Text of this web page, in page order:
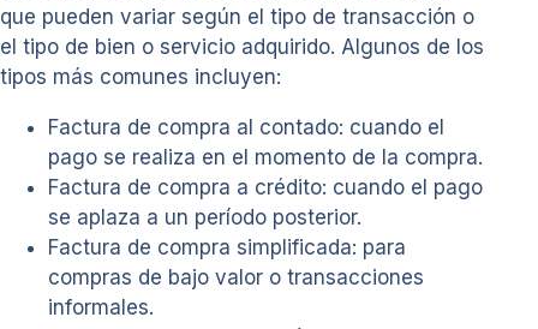
que pueden variar según el tipo de transacción o
el tipo de bien o servicio adquirido. Algunos de los
tipos más comunes incluyen:
Factura de compra al contado: cuando el
pago se realiza en el momento de la compra.
Factura de compra a crédito: cuando el pago
se aplaza a un período posterior.
Factura de compra simplificada: para
compras de bajo valor o transacciones
informales.